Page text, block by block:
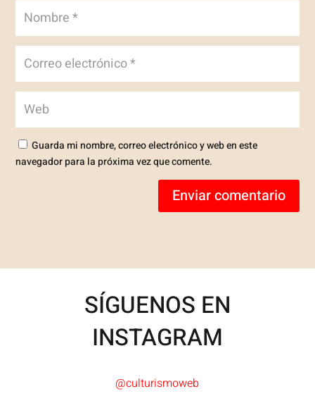
Guarda mi nombre, correo electrónico y web en este
navegador para la próxima vez que comente.
Enviar comentario
SÍGUENOS EN
INSTAGRAM
@culturismoweb